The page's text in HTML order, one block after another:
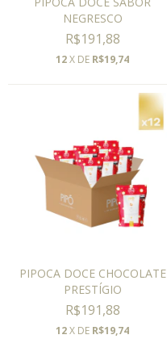
NEGRESCO
R$191,88
12X DE R$19,74
PIPOCA DOCE CHOCOLATE
PRESTÍGIO
R$191,88
12X DE R$19,74